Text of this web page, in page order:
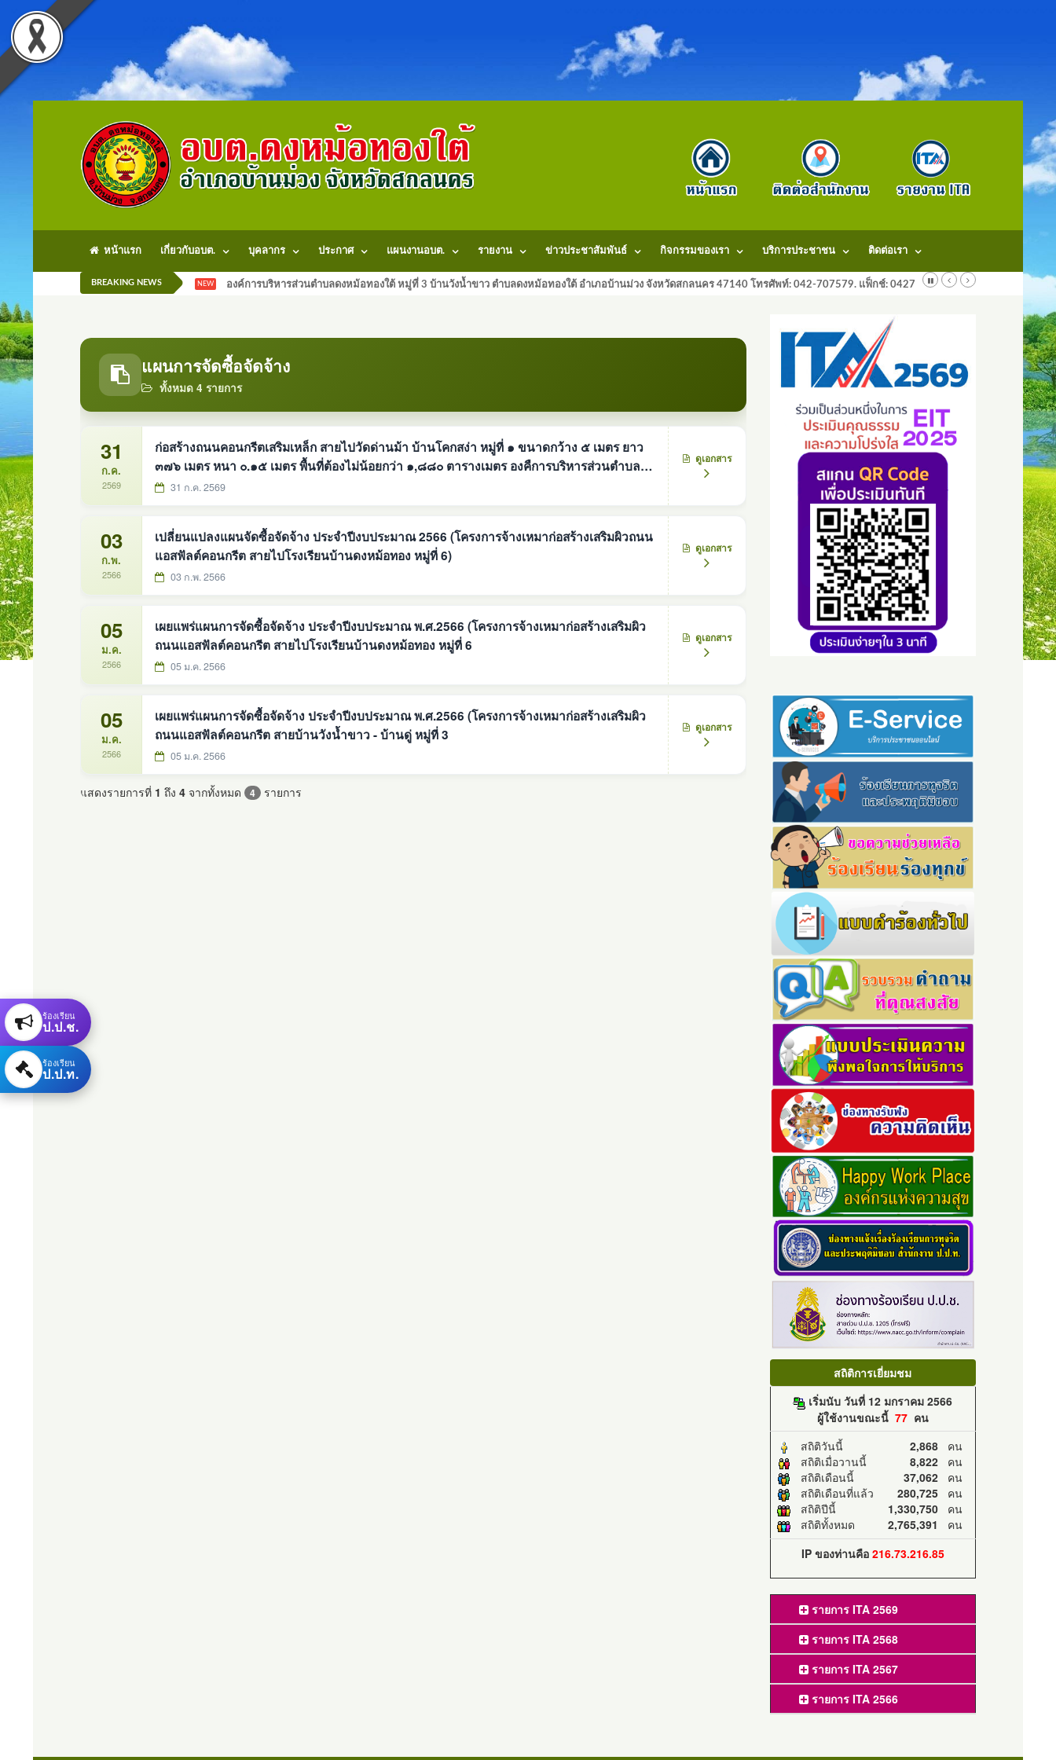
หน้าแรก เกี่ยวกับอบต. บุคลากร ประกาศ แผนงานอบต. รายงาน ข่าวประชาสัมพันธ์ กิจกรรมของเรา บริการประชาชน ติดต่อเรา
BREAKING NEWS NEW องค์การบริหารส่วนตำบลดงหม้อทองใต้ หมู่ที่ 3 บ้านวังน้ำขาว ตำบลดงหม้อทองใต้ อำเภอบ้านม่วง จังหวัดสกลนคร 47140 โทรศัพท์: 042-707579. แฟ็กช์: 042707579 E-Mail:
แผนการจัดซื้อจัดจ้าง
ทั้งหมด 4 รายการ
31
ก.ค.
2569
ก่อสร้างถนนคอนกรีตเสริมเหล็ก สายไปวัดด่านม้า บ้านโคกสง่า หมู่ที่ ๑ ขนาดกว้าง ๕ เมตร ยาว
๓๗๖ เมตร หนา ๐.๑๕ เมตร พื้นที่ต้องไม่น้อยกว่า ๑,๘๘๐ ตารางเมตร องคืการบริหารส่วนตำบลดง
หม้อทองใต้ อำเภอบ้านม่วง จังหวัดสกลนคร
31 ก.ค. 2569
ดูเอกสาร
03
ก.พ.
2566
เปลี่ยนแปลงแผนจัดซื้อจัดจ้าง ประจำปีงบประมาณ 2566 (โครงการจ้างเหมาก่อสร้างเสริมผิวถนน
แอสฟัลต์คอนกรีต สายไปโรงเรียนบ้านดงหม้อทอง หมู่ที่ 6)
03 ก.พ. 2566
ดูเอกสาร
05
ม.ค.
2566
เผยแพร่แผนการจัดซื้อจัดจ้าง ประจำปีงบประมาณ พ.ศ.2566 (โครงการจ้างเหมาก่อสร้างเสริมผิว
ถนนแอสฟัลต์คอนกรีต สายไปโรงเรียนบ้านดงหม้อทอง หมู่ที่ 6
05 ม.ค. 2566
ดูเอกสาร
05
ม.ค.
2566
เผยแพร่แผนการจัดซื้อจัดจ้าง ประจำปีงบประมาณ พ.ศ.2566 (โครงการจ้างเหมาก่อสร้างเสริมผิว
ถนนแอสฟัลต์คอนกรีต สายบ้านวังน้ำขาว - บ้านดู่ หมู่ที่ 3
05 ม.ค. 2566
ดูเอกสาร
แสดงรายการที่ 1 ถึง 4 จากทั้งหมด 4 รายการ
สถิติการเยี่ยมชม
เริ่มนับ วันที่ 12 มกราคม 2566
ผู้ใช้งานขณะนี้ 77คน
สถิติวันนี้
2,868คน
สถิติเมื่อวานนี้
8,822คน
สถิติเดือนนี้
37,062คน
สถิติเดือนที่แล้ว
280,725คน
สถิติปีนี้
1,330,750คน
สถิติทั้งหมด
2,765,391 คน
IP ของท่านคือ 216.73.216.85
รายการ ITA 2569
รายการ ITA 2568
รายการ ITA 2567
รายการ ITA 2566
ร้องเรียน
ป.ป.ช.
ร้องเรียน
ป.ป.ท.